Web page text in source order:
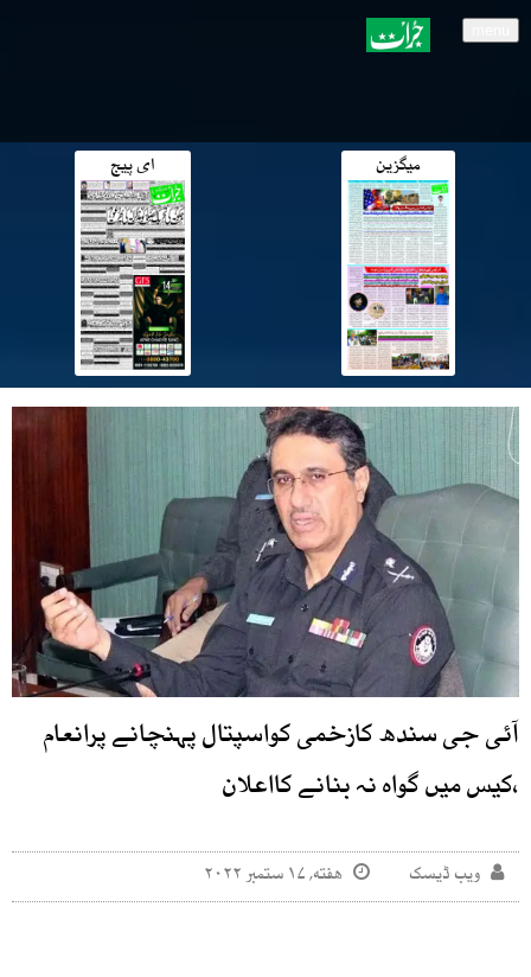
میگزین ای پیج
آئی جی سندھ کازخمی کواسپتال پہنچانے پرانعام
،کیس میں گواہ نہ بنانے کااعلان
ویب ڈیسک هفته, ۱۷ ستمبر ۲۰۲۲